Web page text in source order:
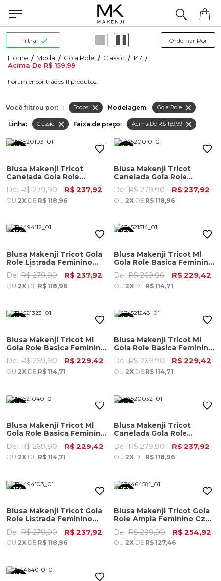
Filtrar
Moda Gola Role Classic
147
Acima De R$ 159,99
11
Você filtrou por: : Todos Modelagem: Gola Role
Linha: Classic Faixa de preço: Acima De R$ 159,99
15%
Blusa Makenji Tricot
Canelada Gola Role
Feminino Verde Militar
De: R$ 279,90 R$ 237,92
OU 2X DE R$ 118,96
15%
Blusa Makenji Tricot
Canelada Gola Role
Feminino Preto
De: R$ 279,90 R$ 237,92
OU 2X DE R$ 118,96
15%
Blusa Makenji Tricot Gola
Role Listrada Feminino
Preto/branco
De: R$ 279,90 R$ 237,92
OU 2X DE R$ 118,96
15%
Blusa Makenji Tricot Ml
Gola Role Basica Feminino
Bordo
De: R$ 269,90 R$ 229,42
OU 2X DE R$ 114,71
15%
Blusa Makenji Tricot Ml
Gola Role Basica Feminino
Off White
De: R$ 269,90 R$ 229,42
OU 2X DE R$ 114,71
15%
Blusa Makenji Tricot Ml
Gola Role Basica Feminino
Cinza Claro Mescla
De: R$ 269,90 R$ 229,42
OU 2X DE R$ 114,71
15%
Blusa Makenji Tricot Ml
Gola Role Basica Feminino
De: R$ 269,90 R$ 229,42
OU 2X DE R$ 114,71
15%
Blusa Makenji Tricot
Canelada Gola Role
Feminino Vermelho
De: R$ 279,90 R$ 237,92
OU 2X DE R$ 118,96
15%
Blusa Makenji Tricot Gola
Role Listrada Feminino
Verde Militar
De: R$ 279,90 R$ 237,92
OU 2X DE R$ 118,96
15%
Blusa Makenji Tricot Gola
Role Ampla Feminino Cza
De: R$ 299,90 R$ 254,92
OU 2X DE R$ 127,46
15%